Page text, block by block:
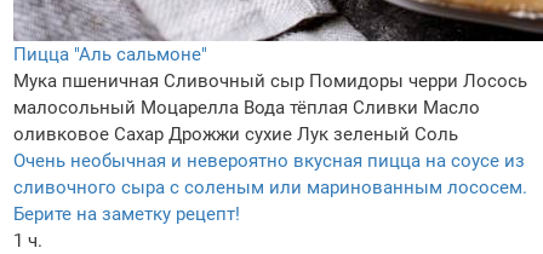
Пицца "Аль сальмоне"
Мука пшеничная Сливочный сыр Помидоры черри Лосось
малосольный Моцарелла Вода тёплая Сливки Масло
оливковое Сахар Дрожжи сухие Лук зеленый Соль
Очень необычная и невероятно вкусная пицца на соусе из
сливочного сыра с соленым или маринованным лососем.
Берите на заметку рецепт!
1 ч.